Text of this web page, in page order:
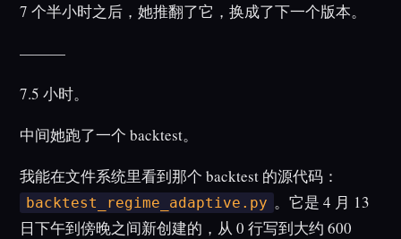
7 个半小时之后，她推翻了它，换成了下一个版本。
———
7.5 小时。
中间她跑了一个 backtest。
我能在文件系统里看到那个 backtest 的源代码：
backtest_regime_adaptive.py 。它是 4 月 13
日下午到傍晚之间新创建的，从 0 行写到大约 600